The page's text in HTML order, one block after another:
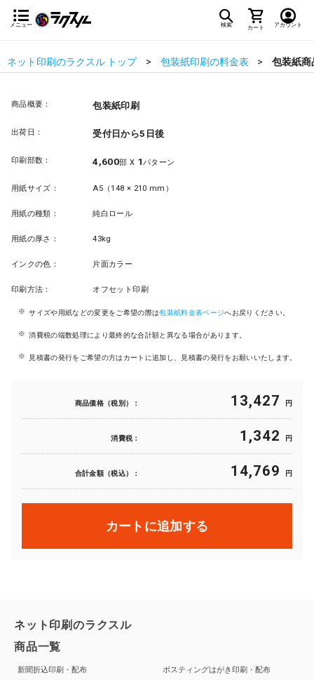
メニュー 検索 カート アカウント
ネット印刷のラクスル トップ 包装紙印刷の料金表 包装紙商
商品概要： 包装紙印刷
出荷日： 受付日から5日後
印刷部数： 4,600部 X 1パターン
用紙サイズ： A5（148 × 210 mm）
用紙の種類： 純白ロール
用紙の厚さ： 43kg
インクの色： 片面カラー
印刷方法： オフセット印刷
サイズや用紙などの変更をご希望の際は包装紙料金表ページへお戻りください。
消費税の端数処理により最終的な合計額と異なる場合があります。
見積書の発行をご希望の方はカートに追加し、見積書の発行をお願いいたします。
商品価格（税別）： 13,427 円
消費税： 1,342 円
合計金額（税込）： 14,769 円
カートに追加する
ネット印刷のラクスル
商品一覧
新聞折込印刷・配布
ポスティングはがき印刷・配布